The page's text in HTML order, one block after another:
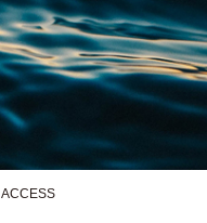
ACCESS